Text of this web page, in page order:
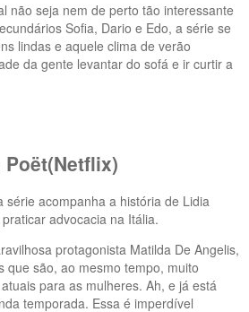
não seja nem de perto tão interessante
Sofia, Dario e Edo, a série se
lindas e aquele clima de verão
da gente levantar do sofá e ir curtir a
série acompanha a história de Lidia
advocacia na Itália.
protagonista Matilda De Angelis,
que são, ao mesmo tempo, muito
para as mulheres. Ah, e já está
temporada. Essa é imperdível